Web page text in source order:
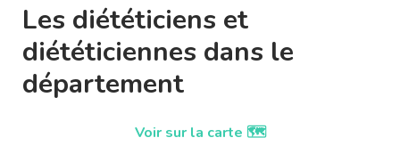
Les diététiciens et
diététiciennes dans le
département
Voir sur la carte 🗺️